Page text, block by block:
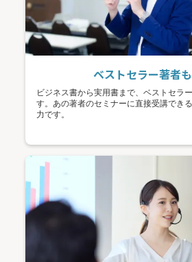
ベストセラー著者
ビジネス書から実用書まで、ベストセラ
す。あの著者のセミナーに直接受講でき
力です。